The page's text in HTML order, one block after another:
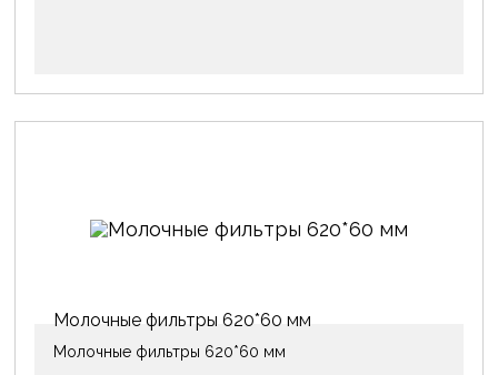
Молочные фильтры 620*60 мм
Молочные фильтры 620*60 мм